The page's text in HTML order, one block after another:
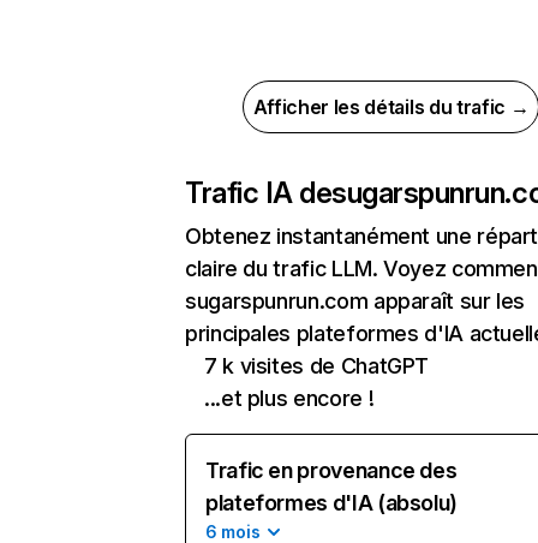
Afficher les détails du trafic →
Trafic IA de
Obtenez instantanément une
claire du trafic LLM. Voyez
sugarspunrun.com apparaît sur les
principales plateformes d'IA
7 k visites de ChatGPT
...et plus encore !
Trafic en provenance des
plateformes d'IA (absolu)
6 mois